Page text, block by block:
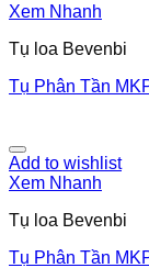
Xem Nhanh
Tụ loa Bevenbi
Tụ Phân Tần
Add to wishlist
Xem Nhanh
Tụ loa Bevenbi
Tụ Phân Tần